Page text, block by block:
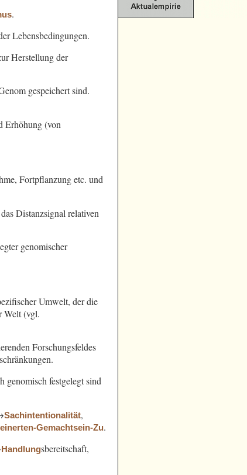
.
Lebensbedingungen.
Herstellung der
gespeichert sind.
Erhöhung (von
Fortpflanzung etc. und
Distanzsignal relativen
genomischer
Umwelt, der die
Welt (vgl.
Forschungsfeldes
genomisch festgelegt sind
Sachintentionalität,
Gemachtsein-Zu.
Handlungsbereitschaft,